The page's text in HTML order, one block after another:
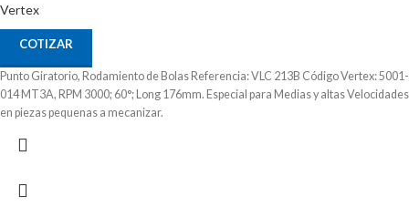
Vertex
COTIZAR
Punto Giratorio, Rodamiento de Bolas Referencia: VLC 213B Código Vertex: 5001-
014 MT3A, RPM 3000; 60°; Long 176mm. Especial para Medias y altas Velocidades
en piezas pequenas a mecanizar.